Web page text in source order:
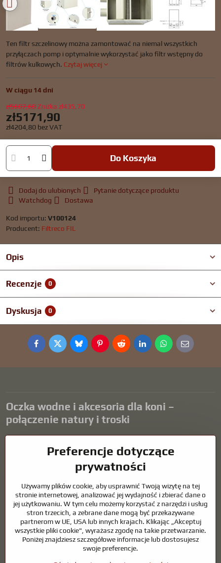
Ten filtr szczelinowy można zamontować na niemal wszystkich
przyłączach pomp i optymalnie wykorzystać jako filtr wstępny do
filtrów kulkowych. Czytaj więcej
W ciągu 14 dni
zł5607,60Zniżka zł435,70
zł5171,90
zł4204,80 bez VAT
Do Koszyka
Dodaj do ulubionych
Pytanie dotyczące produktu
Watchdog
Dostawa
Kod importu: V100124
Producent: Filtreco FIL
Opis
Recenzje 0
Dyskusja 0
FacebookTwitterBlueskyPinterestRedditLinkedInWhatsApp
E-
mail
Oczka wodne i akcesoria dla koni –
połączenie natury i troski
harmonijne środowisko sprzyjające relaksowi i życiu zwierząt
wodnych. Odpowiednia technologia, filtracja i regularna
konserwacja są kluczem do czystej wody i zdrowego stawu przez
naszego życia.
Konie wymagają wysokiej jakości sprzętu jeździeckiego,
odpowiedniego odżywiania i odpowiedzialnej opieki, aby być zdrowe,
silne i zadowolone. Niezależnie od tego, czy chodzi o sprzęt dla
jeźdźców, hodowców, czy miłośników natury, celem jest stworzenie
środowiska, które wspiera naturalną równowagę, bezpieczeństwo i
Preferencje dotyczące
prywatności
Używamy plików cookie, aby usprawnić Twoją wizytę na tej
stronie internetowej, analizować jej wydajność i zbierać dane o
jej użytkowaniu. W tym celu możemy korzystać z narzędzi i usług
stron trzecich, a zebrane dane mogą być przekazywane
partnerom w UE, USA lub innych krajach. Klikając „Akceptuj
wszystkie pliki cookie", wyrażasz zgodę na takie przetwarzanie.
Poniżej znajdziesz szczegółowe informacje lub dostosujesz
swoje preferencje.